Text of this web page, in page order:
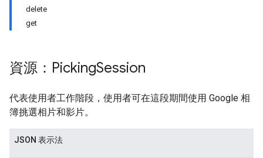
delete
get
資源：PickingSession
代表使用者工作階段，使用者可在這段期間使用 Google 相
簿挑選相片和影片。
JSON 表示法